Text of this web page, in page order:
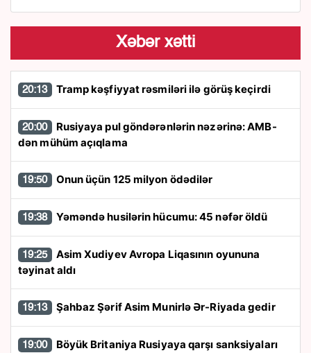
Xəbər xətti
20:13 Tramp kəşfiyyat rəsmiləri ilə görüş keçirdi
20:00
dən mühüm açıqlama
19:50 Onun üçün 125 milyon ödədilər
19:38 Yəməndə husilərin hücumu: 45 nəfər öldü
19:25
təyinat aldı
19:13 Şahbaz Şərif Asim Munirlə Ər-Riyada gedir
19:00